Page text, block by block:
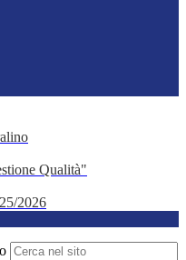
Qualità"
2026